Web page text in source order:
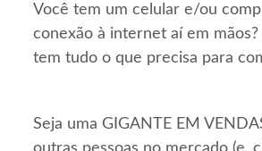
Você tem um celular e/ou
conexão à internet aí em mãos?
tem tudo o que precisa para
Seja uma GIGANTE EM